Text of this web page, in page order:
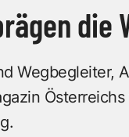
die
Wegbegleiter,